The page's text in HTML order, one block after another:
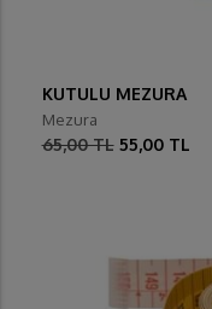
KUTULU MEZURA
Mezura
65,00 TL 55,00 TL